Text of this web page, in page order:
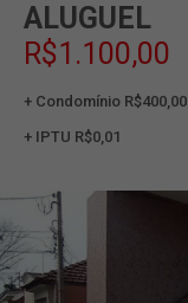
ALUGUEL
R$1.100,00
+ Condomínio R$400,00
+ IPTU R$0,01